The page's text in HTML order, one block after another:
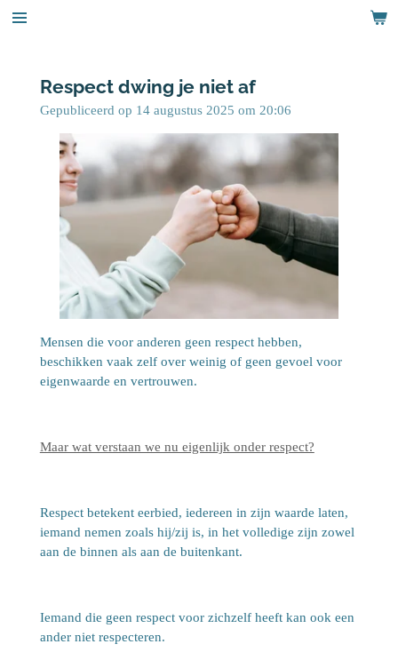
Ga
hoofdinhoud
Respect dwing je niet af
Gepubliceerd op 14 augustus 2025 om 20:06
Mensen die voor anderen geen respect hebben,
beschikken vaak zelf over weinig of geen gevoel voor
eigenwaarde en vertrouwen.
Maar wat verstaan we nu eigenlijk onder respect?
Respect betekent eerbied, iedereen in zijn waarde laten,
iemand nemen zoals hij/zij is, in het volledige zijn zowel
aan de binnen als aan de buitenkant.
Iemand die geen respect voor zichzelf heeft kan ook een
ander niet respecteren.